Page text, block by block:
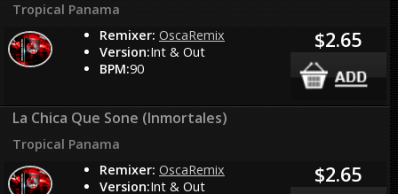
Tropical Panama
Remixer: OscaRemix
Version:Int & Out
BPM:90
$2.65
La Chica Que Sone (Inmortales)
Tropical Panama
Remixer: OscaRemix
Version:Int & Out $2.65